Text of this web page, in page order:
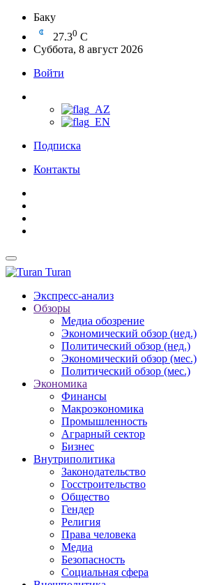
Баку
27.30 C
Суббота, 8 август 2026
Войти
Подписка
Контакты
Turan
Экспресс-анализ
Обзоры
Медиа обозрение
Экономический обзор (нед.)
Политический обзор (нед.)
Экономический обзор (мес.)
Политический обзор (мес.)
Экономика
Финансы
Макроэкономика
Промышленность
Аграрный сектор
Бизнес
Внутриполитика
Законодательство
Госстроительство
Общество
Гендер
Религия
Права человека
Медиа
Безопасность
Социальная сфера